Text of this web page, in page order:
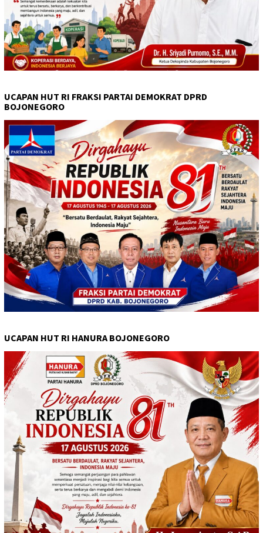
UCAPAN HUT RI FRAKSI PARTAI DEMOKRAT DPRD
BOJONEGORO
UCAPAN HUT RI HANURA BOJONEGORO